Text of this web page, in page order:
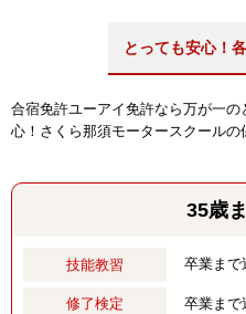
とっても安心！
合宿免許ユーアイ免許なら万が一
心！さくら那須モータースクールの
35歳
技能教習 卒業まで
修了検定 卒業まで